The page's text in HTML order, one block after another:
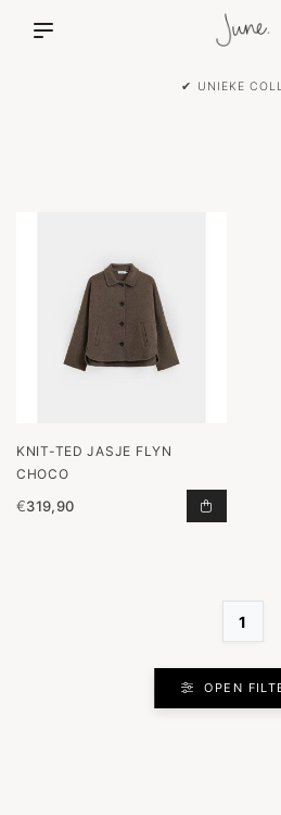
✔ UNIEKE
KNIT-TED JASJE FLYN
CHOCO
€319,90
1
OPEN